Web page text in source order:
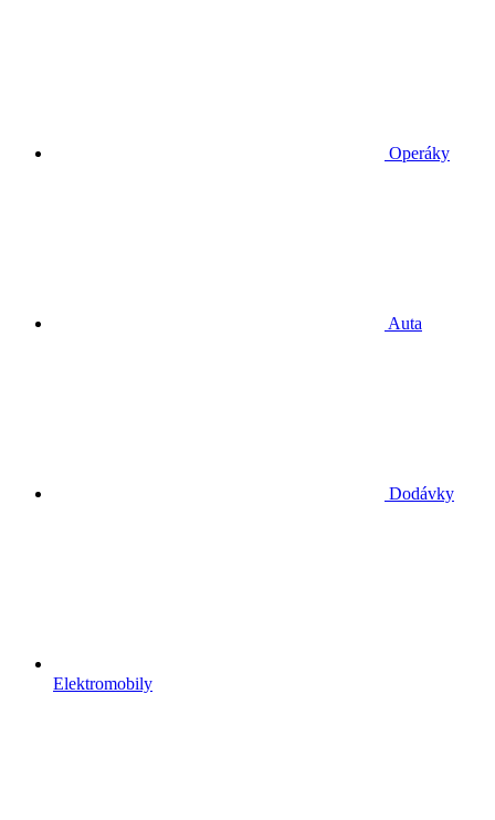
Operáky
Auta
Dodávky
Elektromobily